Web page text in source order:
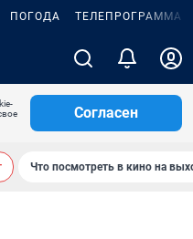
ПОГОДА ТЕЛЕПРОГРАММА
Согласен
Что посмотреть в кино на